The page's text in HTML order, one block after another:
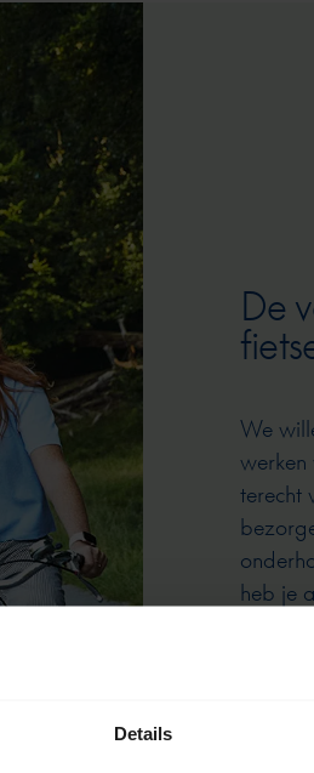
Details
De
We
werken
terecht
heb je